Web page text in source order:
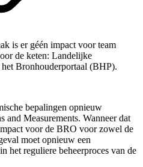
is er géén impact voor team
de keten: Landelijke
Bronhouderportaal (BHP).
bepalingen opnieuw
and Measurements. Wanneer dat
voor de BRO voor zowel de
moet opnieuw een
het reguliere beheerproces van de